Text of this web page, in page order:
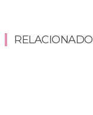
RELACIONADO